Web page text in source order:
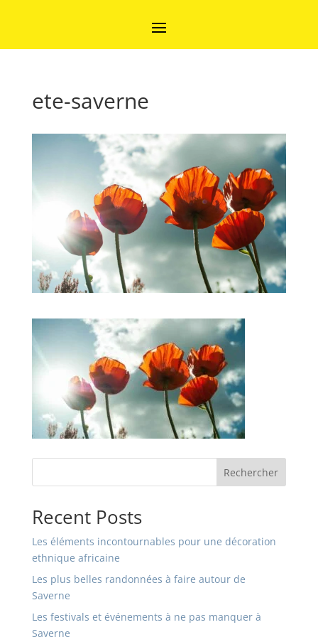
ete-saverne
Rechercher
Recent Posts
Les éléments incontournables pour une décoration
ethnique africaine
Les plus belles randonnées à faire autour de
Saverne
Les festivals et événements à ne pas manquer à
Saverne